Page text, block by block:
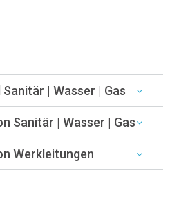
| Wasser | Gas
Sanitär | Wasser | Gas
Werkleitungen